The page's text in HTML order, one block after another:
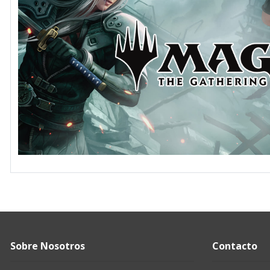
Sobre Nosotros Contacto